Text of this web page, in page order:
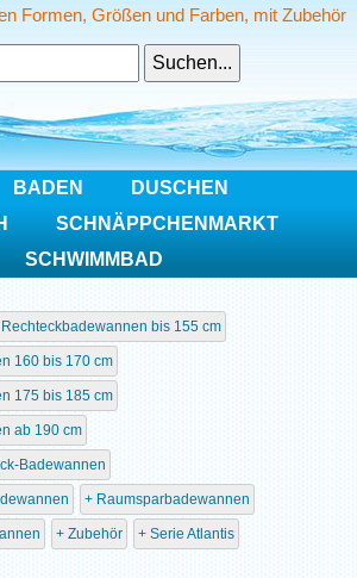
Formen, Größen und Farben, mit Zubehör
Rechteckbadewannen bis 155 cm
160 bis 170 cm
175 bis 185 cm
ab 190 cm
Badewannen
Raumsparbadewannen
Zubehör Serie Atlantis
BADEN
DUSCHEN
SCHNÄPPCHENMARKT
SCHWIMMBAD